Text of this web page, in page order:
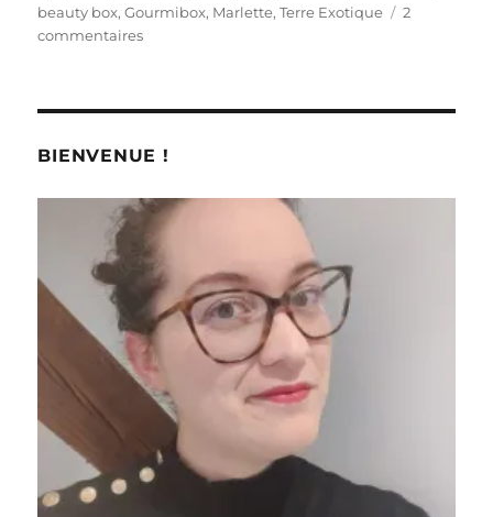
le
beauty box,Gourmibox, Marlette,Terre Exotique
2
commentairessur
3
Gourmibox,
la
des
foodistas
BIENVENUE !